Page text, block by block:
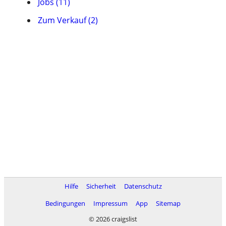
Zum Verkauf (2)
Hilfe Sicherheit
Datenschutz
Bedingungen
Impressum App
Sitemap
© 2026 craigslist